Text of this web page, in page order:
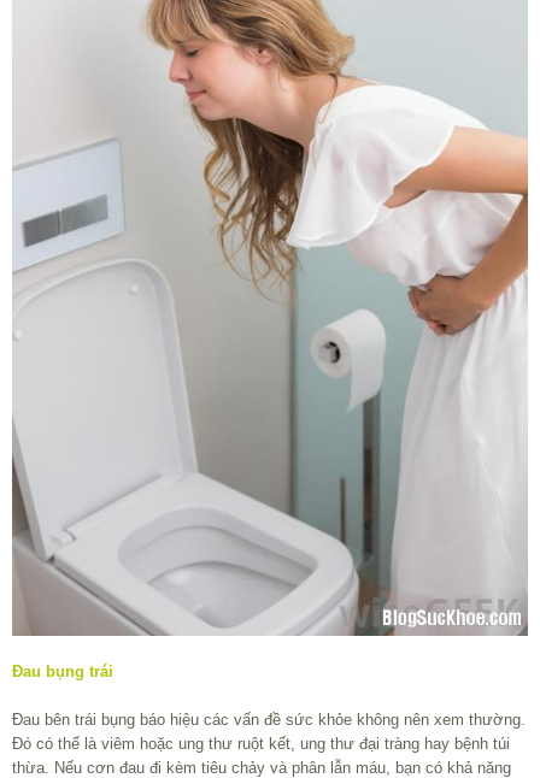
Đau bụng trái
Đau bên trái bụng báo hiệu các vấn đề sức khỏe không nên xem thường.
Đó có thể là viêm hoặc ung thư ruột kết, ung thư đại tràng hay bệnh túi
thừa. Nếu cơn đau đi kèm tiêu chảy và phân lẫn máu, bạn có khả năng